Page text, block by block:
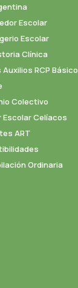
Escolar
Escolar
Clínica
RCP Básico
Colectivo
Escolar Celíacos
ART
Ordinaria